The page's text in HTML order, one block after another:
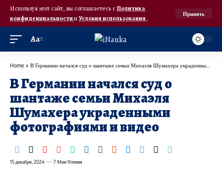
Используя этот сайт, вы соглашаетесь с Политика
конфиденциальностииУсловия использования.
Принять
Аа
Home » В Германии начался суд о шантаже семьи Михаэля Шумахера украденными фотографиями и видео
В Германии начался суд о
шантаже семьи Михаэля
Шумахера украденными
фотографиями и видео
15 декабря, 2024 7 Мин Чтения